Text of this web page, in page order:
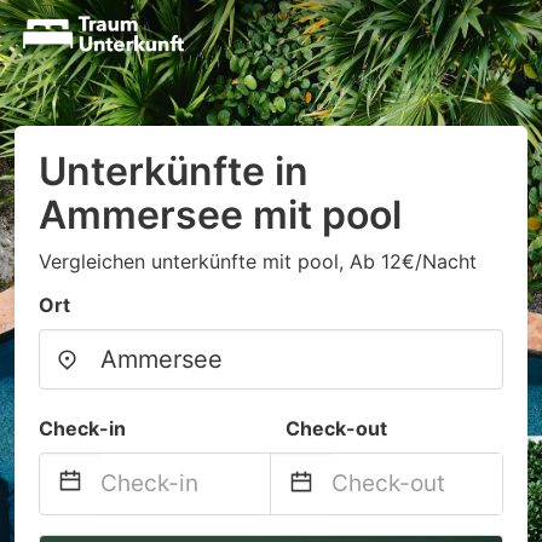
Unterkünfte in
Ammersee mit pool
Vergleichen unterkünfte mit pool, Ab 12€/Nacht
Ort
Check-in Check-out
Navigate
Navigate